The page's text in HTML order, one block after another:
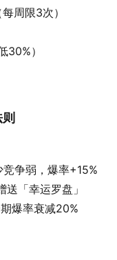
周限3次）
30%）
竞争弱，爆率+15%
送「幸运罗盘」
期爆率衰减20%